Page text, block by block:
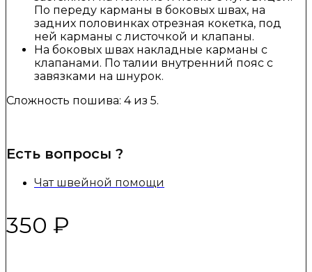
По переду карманы в боковых швах, на
задних половинках отрезная кокетка, под
ней карманы с листочкой и клапаны.
На боковых швах накладные карманы с
клапанами. По талии внутренний пояс с
завязками на шнурок.
Сложность пошива: 4 из 5.
Есть вопросы ?
Чат швейной помощи
350 ₽